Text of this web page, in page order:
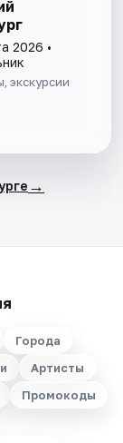
2026 •
экскурсии
→
Города
Артисты
Промокоды